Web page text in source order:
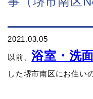
2021.03.05
以前、 浴室・洗
した堺市南区にお住い